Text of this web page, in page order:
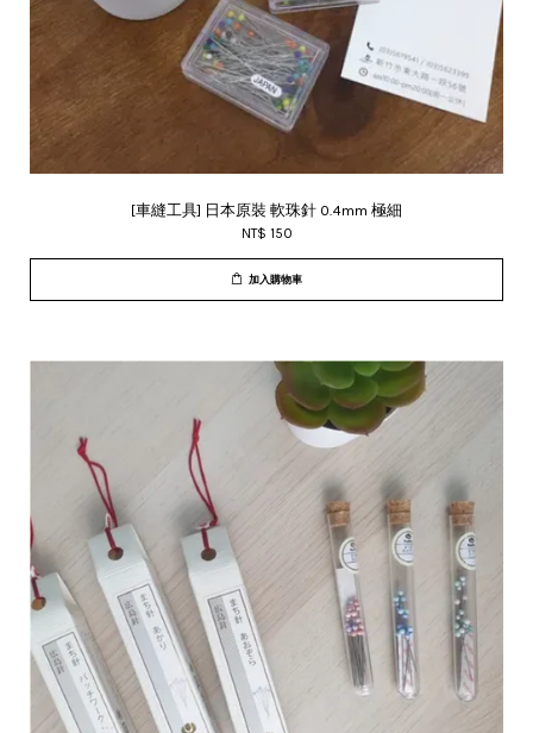
[車縫工具] 日本原裝 軟珠針 0.4mm 極細
NT$ 150
加入購物車